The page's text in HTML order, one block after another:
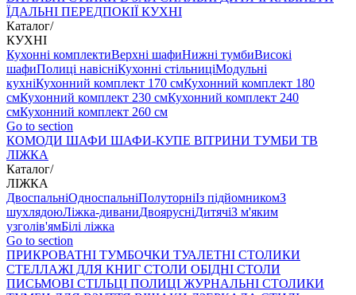
ЇДАЛЬНI ПЕРЕДПОКІЇ КУХНІ
Каталог/
КУХНІ
Кухонні комплектиВерхні шафиНижні тумбиВисокі
шафиПолиці навісніКухонні стільниціМодульні
кухніКухонний комплект 170 смКухонний комплект 180
смКухонний комплект 230 смКухонний комплект 240
смКухонний комплект 260 см
Go to section
КОМОДИ ШАФИ ШАФИ-КУПЕ ВІТРИНИ ТУМБИ ТВ
ЛІЖКА
Каталог/
ЛІЖКА
ДвоспальніОдноспальніПолуторніІз підйомникомЗ
шухлядоюЛіжка-диваниДвоярусніДитячіЗ м'яким
узголів'ямБілі ліжка
Go to section
ПРИКРОВАТНІ ТУМБОЧКИ ТУАЛЕТНІ СТОЛИКИ
СТЕЛЛАЖІ ДЛЯ КНИГ СТОЛИ ОБІДНІ СТОЛИ
ПИСЬМОВІ СТІЛЬЦI ПОЛИЦІ ЖУРНАЛЬНІ СТОЛИКИ